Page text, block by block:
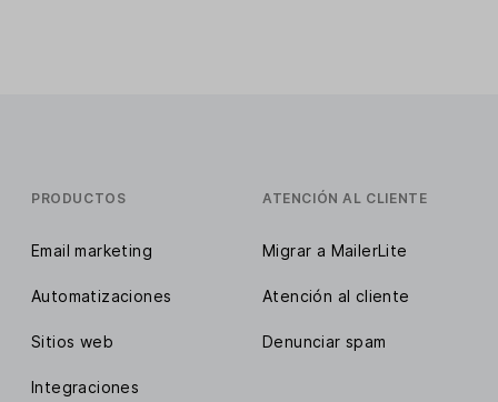
PRODUCTOS
Email marketing
Automatizaciones
Sitios web
Integraciones
ATENCIÓN AL CLIENTE
Migrar a MailerLite
Atención al cliente
Denunciar spam